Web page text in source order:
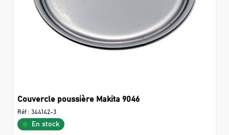
Couvercle poussière Makita 9046
Réf : 344142-3
En stock